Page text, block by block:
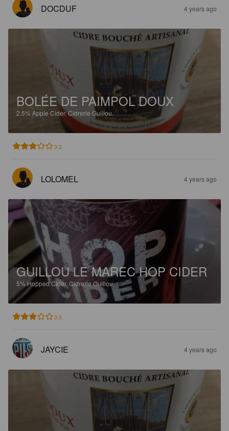
DOCDUF 4 years ago
BOLÉE DE PAIMPOL DOUX
2.5% Apple Cider.Cidrerie Guillou.
3.2
LOLOMEL 4 years ago
GUILLOU LE MAREC HOP CIDER
5% Hopped Cider. Cidrerie Guillou.
3.0
JAYCIE 4 years ago